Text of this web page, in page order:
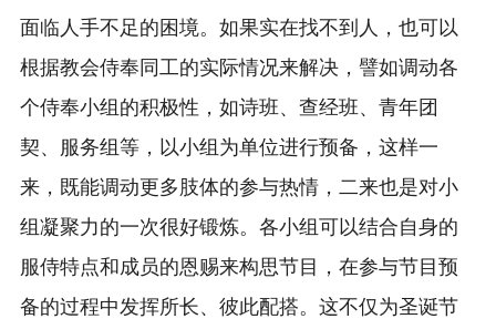
面临人手不足的困境。如果实在找不到人，也可以
根据教会侍奉同工的实际情况来解决，譬如调动各
个侍奉小组的积极性，如诗班、查经班、青年团
契、服务组等，以小组为单位进行预备，这样一
来，既能调动更多肢体的参与热情，二来也是对小
组凝聚力的一次很好锻炼。各小组可以结合自身的
服侍特点和成员的恩赐来构思节目，在参与节目预
备的过程中发挥所长、彼此配搭。这不仅为圣诞节